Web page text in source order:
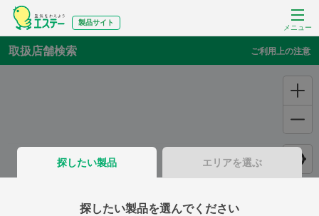
メニュー
製品サイト
取扱店舗検索 ご利用上の注意
探したい製品 エリアを選ぶ
探したい製品を選んでください